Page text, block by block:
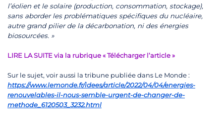
l’éolien et le solaire (production, consommation, stockage),
sans aborder les problématiques spécifiques du nucléaire,
autre grand pilier de la décarbonation, ni des énergies
biosourcées. »
LIRE LA SUITE via la rubrique « Télécharger l’article »
Sur le sujet, voir aussi la tribune publiée dans Le Monde :
https://www.lemonde.fr/idees/article/2022/04/04/energies-
renouvelables-il-nous-semble-urgent-de-changer-de-
methode_6120503_3232.html